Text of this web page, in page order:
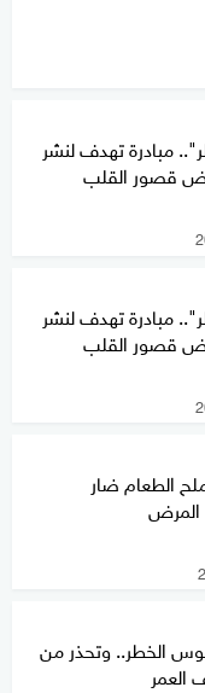
مبادرة تهدف لنشر
قصور القلب
مبادرة تهدف لنشر
قصور القلب
الطعام ضار
المرض
الخطر.. وتحذر من